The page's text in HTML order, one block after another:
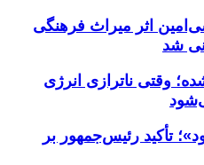
اثر میراث‌ فرهنگی
شد
وقتی ناترازی انرژی
تأکید رئیس‌جمهور بر